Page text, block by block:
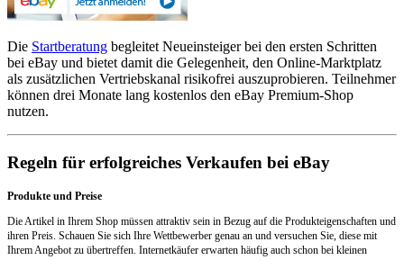
Die Startberatung begleitet Neueinsteiger bei den ersten Schritten
bei eBay und bietet damit die Gelegenheit, den Online-Marktplatz
als zusätzlichen Vertriebskanal risikofrei auszuprobieren. Teilnehmer
können drei Monate lang kostenlos den eBay Premium-Shop
nutzen.
Regeln für erfolgreiches Verkaufen bei eBay
Produkte und Preise
Die Artikel in Ihrem Shop müssen attraktiv sein in Bezug auf die Produkteigenschaften und
ihren Preis. Schauen Sie sich Ihre Wettbewerber genau an und versuchen Sie, diese mit
Ihrem Angebot zu übertreffen. Internetkäufer erwarten häufig auch schon bei kleinen